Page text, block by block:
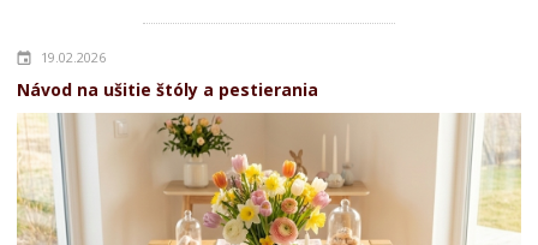
19.02.2026
Návod na ušitie štóly a pestierania